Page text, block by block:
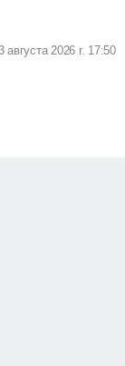
2026 г. 17:50